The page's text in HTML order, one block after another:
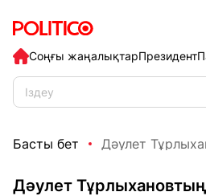
Соңғы жаңалықтарПрезидент
Басты бет Дәулет
Дәулет